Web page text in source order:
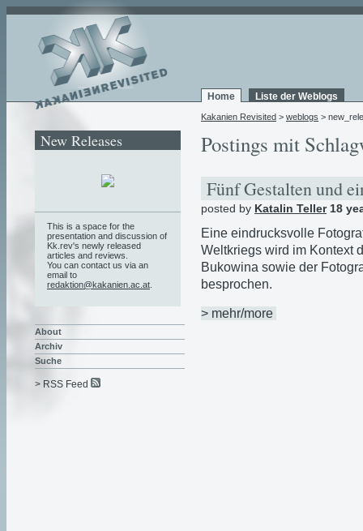
Home Liste der Weblogs
Kakanien Revisited > weblogs >
Postings mit
Fünf Gestalten und
posted by Katalin Teller18
Eine eindrucksvolle
Weltkriegs wird im Kontext
Bukowina sowie der
besprochen.
> mehr/more
New Releases
This is a space for the
presentation and discussion of
Kk.rev's newly released
articles and reviews.
You can contact us via an
email to
redaktion@kakanien.ac.at
About
Archiv
Suche
> RSS Feed